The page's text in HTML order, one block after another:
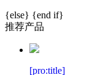
{else} {end if}
推荐产品
[pro:title]